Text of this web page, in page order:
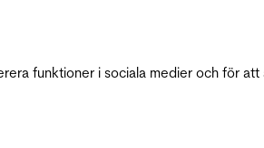
funktioner i sociala medier och för